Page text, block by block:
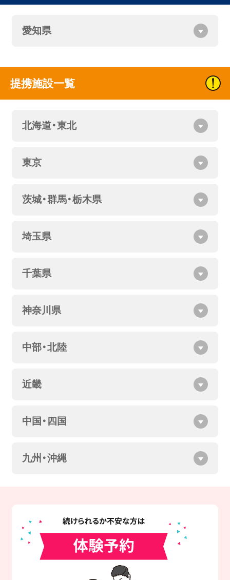
愛知県
提携施設一覧
北海道・東北
東京
茨城・群馬・栃木県
埼玉県
千葉県
神奈川県
中部・北陸
近畿
中国・四国
九州・沖縄